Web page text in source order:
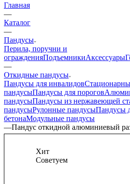
Главная
—
Каталог
—
Пандусы
Перила, поручни и
огражденияПодъемникиАксессуары
—
Откидные пандусы
Пандусы для инвалидов
пандусыПандусы для порогов
пандусыПандусы из нержавеющей
пандусыРулонные пандусыПандусы
бетонаМодульные пандусы
—Пандус откидной алюминиевый
Хит
Советуем